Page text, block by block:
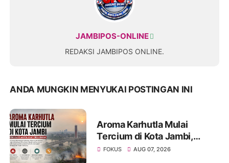
JAMBIPOS-ONLINE
REDAKSI JAMBIPOS ONLINE.
ANDA MUNGKIN MENYUKAI POSTINGAN INI
Aroma Karhutla Mulai
Tercium di Kota Jambi,
Warga Diminta Waspada
FOKUS AUG 07, 2026